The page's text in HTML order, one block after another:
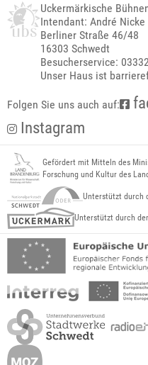
Uckermärkische
Intendant: André Nicke
Berliner Straße 46/48
16303 Schwedt
Besucherservice:
Unser Haus ist
Folgen Sie uns auch auf:
Instagram
Gefördert mit Mitteln des
Forschung und Kultur des
Unterstützt durch
Unterstützt durch